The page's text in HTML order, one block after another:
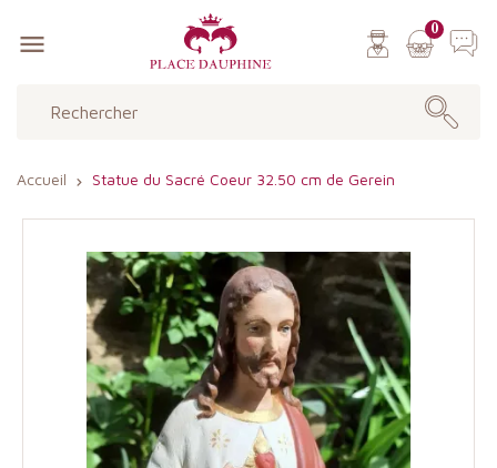
 0
Accueil Statue du Sacré Coeur 32.50 cm de Gerein